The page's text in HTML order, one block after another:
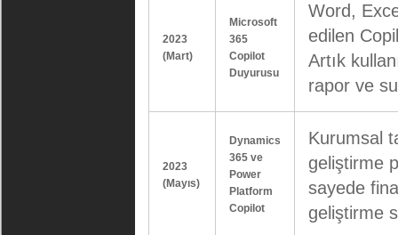
2023
(Mart)
Microsoft
365
Copilot
Duyurusu
Word,
edilen
Artık
rapor ve
2023
(Mayıs)
Dynamics
365 ve
Power
Platform
Copilot
Kurumsal
geliştirme
sayede
geliştirme